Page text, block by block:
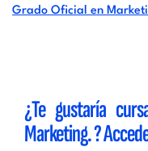
Grado Oficial en
¿Te gustaría
Marketing.?